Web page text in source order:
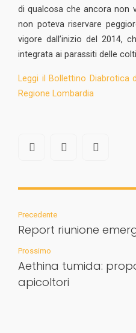
di qualcosa che ancora non
non poteva riservare
vigore dall’inizio del 2014,
integrata ai parassiti delle
Leggi il Bollettino Diabrotica
Regione Lombardia
Precedente
Report riunione
Prossimo
Aethina tumida:
apicoltori